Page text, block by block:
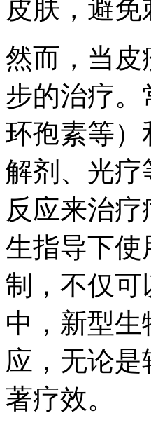
皮肤，避
然而，当皮
步的治疗
环孢素等）
解剂、光疗
反应来治
生指导下使
制，不仅可
中，新型
应，无论
著疗效。